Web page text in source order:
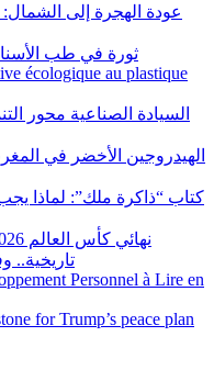
عودة الهجرة إلى الشمال:
ثورة في طب
écologique au plastique
السيادة الصناعية محور
الهيدروجين الأخضر في
كتاب “ذاكرة ملك”: لماذا
تاريخية..
Personnel à Lire en
for Trump’s peace plan